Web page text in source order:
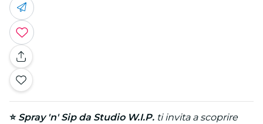
⭐ Spray 'n' Sip da Studio W.I.P. ti invita a scoprire